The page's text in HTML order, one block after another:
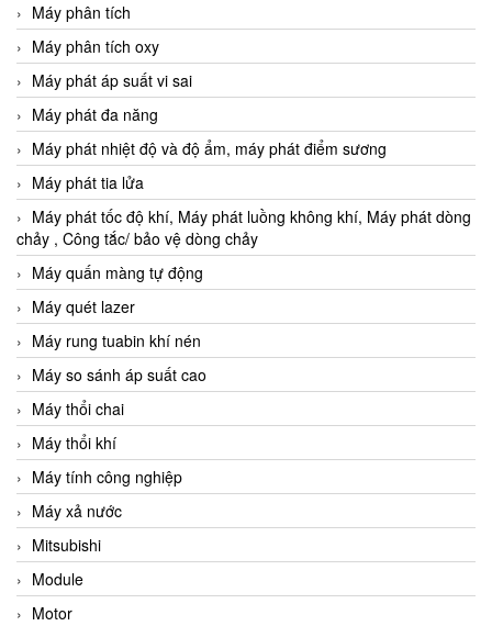
Máy phân tích
Máy phân tích oxy
Máy phát áp suất vi sai
Máy phát đa năng
Máy phát nhiệt độ và độ ẩm, máy phát điểm sương
Máy phát tia lửa
Máy phát tốc độ khí, Máy phát luồng không khí, Máy phát dòng
chảy , Công tắc/ bảo vệ dòng chảy
Máy quấn màng tự động
Máy quét lazer
Máy rung tuabin khí nén
Máy so sánh áp suất cao
Máy thổi chai
Máy thổi khí
Máy tính công nghiệp
Máy xả nước
Mitsubishi
Module
Motor